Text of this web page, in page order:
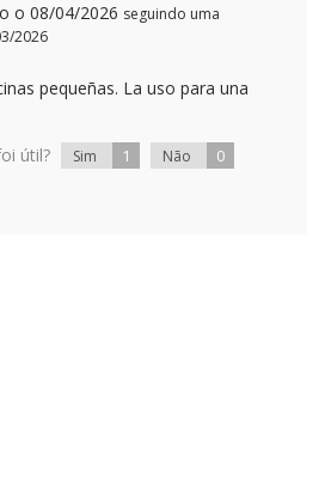
o 08/04/2026 seguindo uma
2026
pequeñas. La uso para una
útil?
Sim 1 Não 0